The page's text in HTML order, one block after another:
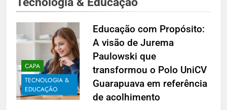
CAPA
TECNOLOGIA &
EDUCAÇÃO
Educação com Propósito:
A visão de Jurema
Paulowski que
transformou o Polo UniCV
Guarapuava em referência
de acolhimento